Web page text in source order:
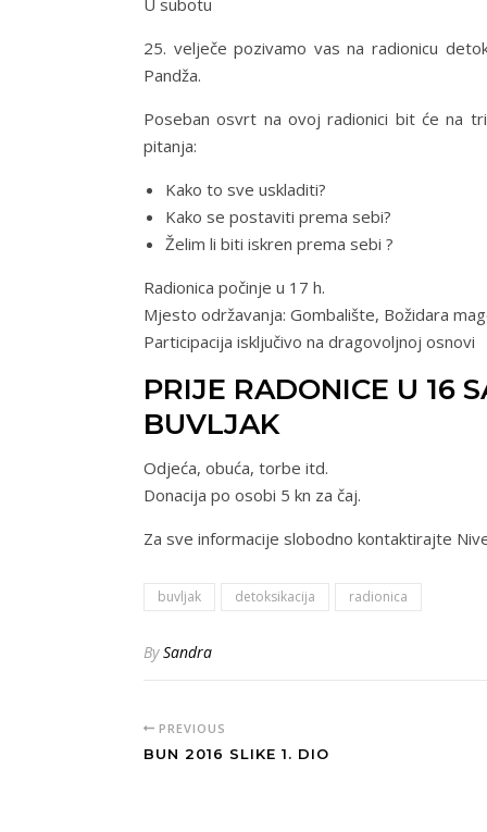
U subotu
25. velječe pozivamo vas na radionicu
Pandža.
Poseban osvrt na ovoj radionici bit će na
pitanja:
Kako to sve uskladiti?
Kako se postaviti prema sebi?
Želim li biti iskren prema sebi ?
Radionica počinje u 17 h.
Mjesto održavanja: Gombalište, Božidara
Participacija isključivo na dragovoljnoj osnovi
PRIJE RADONICE U 16
BUVLJAK
Odjeća, obuća, torbe itd.
Donacija po osobi 5 kn za čaj.
Za sve informacije slobodno kontaktirajte
buvljak detoksikacija radionica
BySandra
PREVIOUS
BUN 2016 SLIKE 1. DIO